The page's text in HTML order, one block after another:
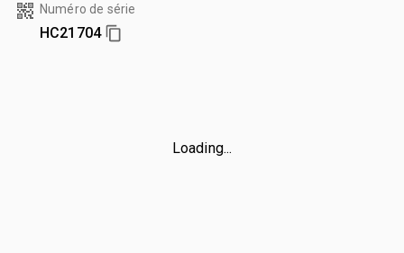
Numéro de série
HC21704
Loading...